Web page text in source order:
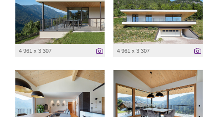
4 961 x 3 307 4 961 x 3 307